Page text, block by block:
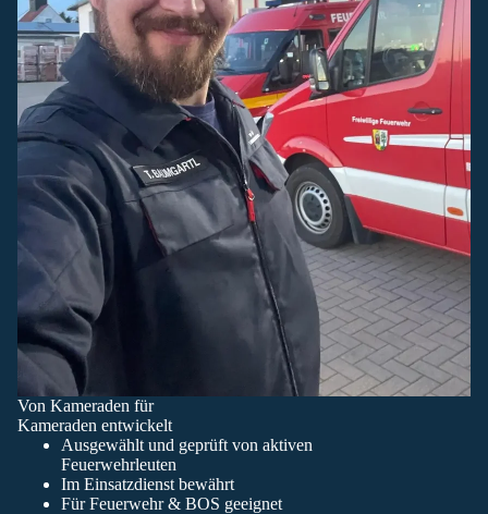
Von Kameraden für
Kameraden entwickelt
Ausgewählt und geprüft von aktiven
Feuerwehrleuten
Im Einsatzdienst bewährt
Für Feuerwehr & BOS geeignet